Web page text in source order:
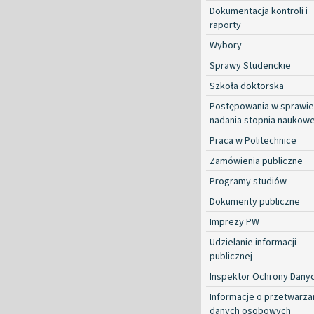
Dokumentacja kontroli i
raporty
Wybory
Sprawy Studenckie
Szkoła doktorska
Postępowania w sprawie
nadania stopnia
Praca w Politechnice
Zamówienia publiczne
Programy studiów
Dokumenty publiczne
Imprezy PW
Udzielanie informacji
publicznej
Inspektor Ochrony
Informacje o
danych osobowych